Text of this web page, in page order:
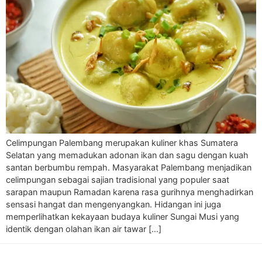
Celimpungan Palembang merupakan kuliner khas Sumatera
Selatan yang memadukan adonan ikan dan sagu dengan kuah
santan berbumbu rempah. Masyarakat Palembang menjadikan
celimpungan sebagai sajian tradisional yang populer saat
sarapan maupun Ramadan karena rasa gurihnya menghadirkan
sensasi hangat dan mengenyangkan. Hidangan ini juga
memperlihatkan kekayaan budaya kuliner Sungai Musi yang
identik dengan olahan ikan air tawar […]